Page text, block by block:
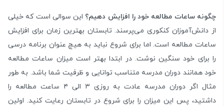
چگونه ساعات مطالعه خود را افزایش دهیم؟ این سوالی است که خیلی
از دانش‌آموزان کنکوری می‌پرسند. تابستان بهترین زمان برای افزایش
ساعات مطالعه است. اما برای شروع نباید به هیچ عنوان برنامه درسی
را برای خود سنگین نوشت. در ابتدا بهتر است میزان ساعات مطالعه
خود همانند دوران مدرسه متناسب توانایی و ظرفیت شما باشد. به طور
مثال اگر دوران مدرسه عادت به روزی ۳ الی ۴ ساعت مطالعه را
داشتید، پس این میزان را برای شروع در تابستان رعایت کنید. اولین